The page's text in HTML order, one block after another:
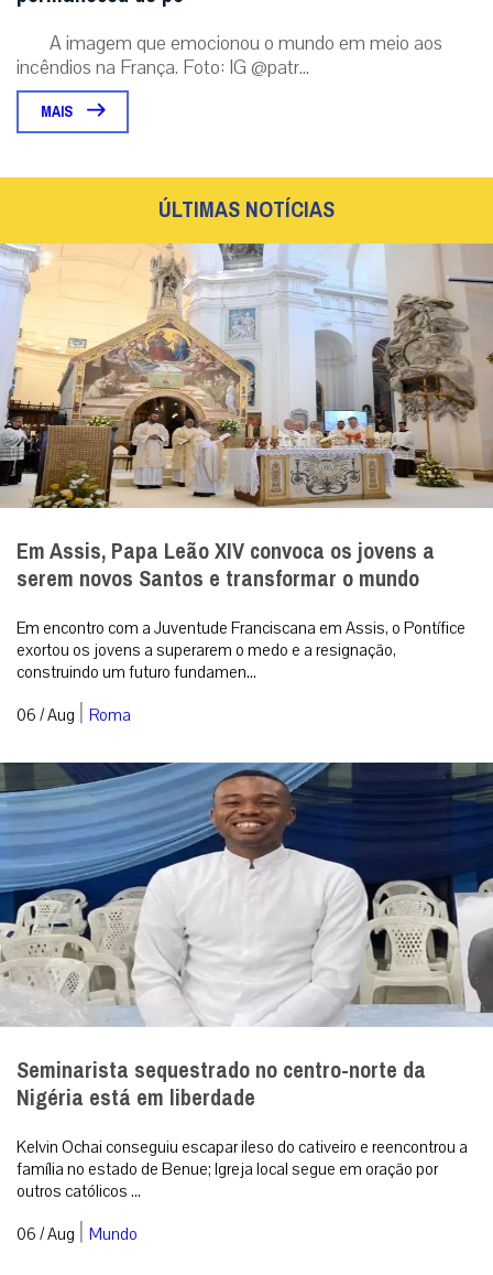
A imagem que emocionou o mundo em meio aos
incêndios na França. Foto: IG @patr...
MAIS
ÚLTIMAS NOTÍCIAS
Em Assis, Papa Leão XIV convoca os jovens a
serem novos Santos e transformar o mundo
Em encontro com a Juventude Franciscana em Assis, o Pontífice
exortou os jovens a superarem o medo e a resignação,
construindo um futuro fundamen...
06 / Aug | Roma
Seminarista sequestrado no centro-norte da
Nigéria está em liberdade
Kelvin Ochai conseguiu escapar ileso do cativeiro e reencontrou a
família no estado de Benue; Igreja local segue em oração por
outros católicos ...
06 / Aug | Mundo